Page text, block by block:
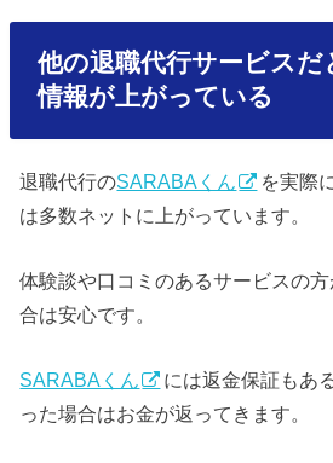
他の退職代行サービスだ
情報が上がっている
退職代行のSARABAくん
を実際
は多数ネットに上がっています。
体験談や口コミのあるサービスの
合は安心です。
SARABAくん
には返金保証もあ
った場合はお金が返ってきます。